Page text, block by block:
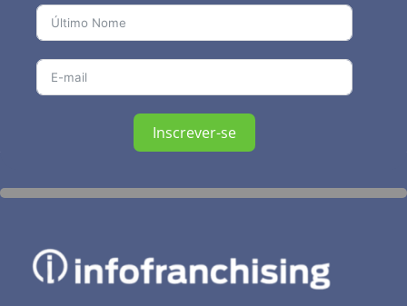
Inscrever-se